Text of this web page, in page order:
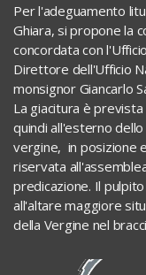
Per l'adeguamento
Ghiara, si propone la
concordata con
Direttore dell'Ufficio
monsignor Giancarlo
La giacitura è
quindi all'esterno
vergine, in posizione
riservata
predicazione. Il
all'altare maggiore
della Vergine nel